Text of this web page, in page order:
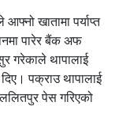
खातामा पर्याप्त
पारेर बैंक अफ
गरेकाले थापालाई
पक्राउ थापालाई
पेस गरिएको